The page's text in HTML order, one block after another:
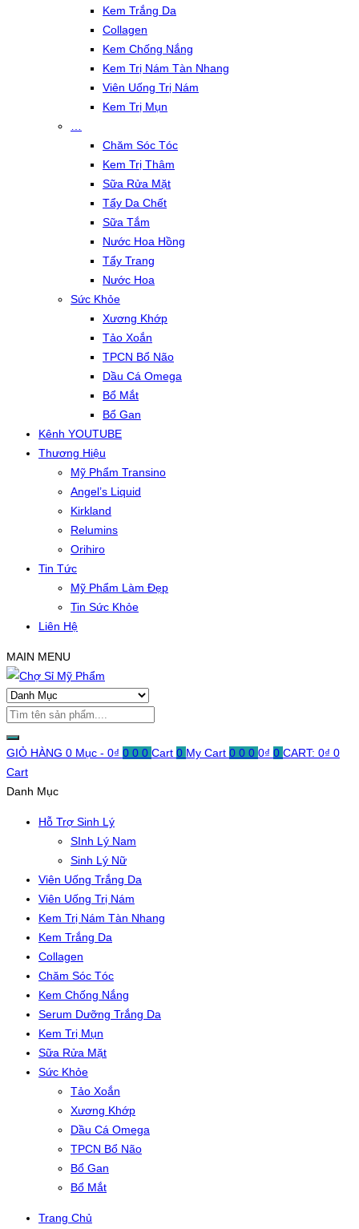
Kem Trắng Da
Collagen
Kem Chống Nắng
Kem Trị Nám Tàn Nhang
Viên Uống Trị Nám
Kem Trị Mụn
Chăm Sóc Tóc
Kem Trị Thâm
Sữa Rửa Mặt
Tẩy Da Chết
Sữa Tắm
Nước Hoa Hồng
Tẩy Trang
Nước Hoa
Sức Khỏe
Xương Khớp
Tảo Xoắn
TPCN Bổ Não
Dầu Cá Omega
Bổ Mắt
Bổ Gan
Kênh YOUTUBE
Thương Hiệu
Mỹ Phẩm Transino
Angel’s Liquid
Kirkland
Relumins
Orihiro
Tin Tức
Mỹ Phẩm Làm Đẹp
Tin Sức Khỏe
Liên Hệ
MAIN MENU
GIỎ HÀNG 0 Mục - 0₫ 0 0 0 Cart 0 My Cart 0 0 0 0₫ 0 CART: 0₫ 0
Cart
Danh Mục
Hỗ Trợ Sinh Lý
SInh Lý Nam
Sinh Lý Nữ
Viên Uống Trắng Da
Viên Uống Trị Nám
Kem Trị Nám Tàn Nhang
Kem Trắng Da
Collagen
Chăm Sóc Tóc
Kem Chống Nắng
Serum Dưỡng Trắng Da
Kem Trị Mụn
Sữa Rửa Mặt
Sức Khỏe
Tảo Xoắn
Xương Khớp
Dầu Cá Omega
TPCN Bổ Não
Bổ Gan
Bổ Mắt
Trang Chủ